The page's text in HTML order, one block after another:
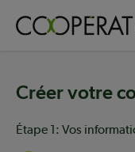
Créer votre
Étape 1: Vos